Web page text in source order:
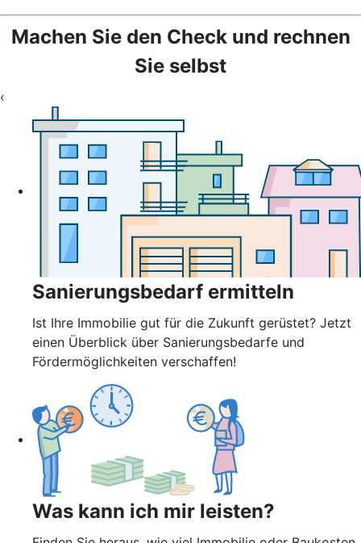
Machen Sie den Check und rechnen
Sie selbst
‹
Sanierungsbedarf ermitteln
Ist Ihre Immobilie gut für die Zukunft gerüstet? Jetzt
einen Überblick über Sanierungsbedarfe und
Fördermöglichkeiten verschaffen!
Was kann ich mir leisten?